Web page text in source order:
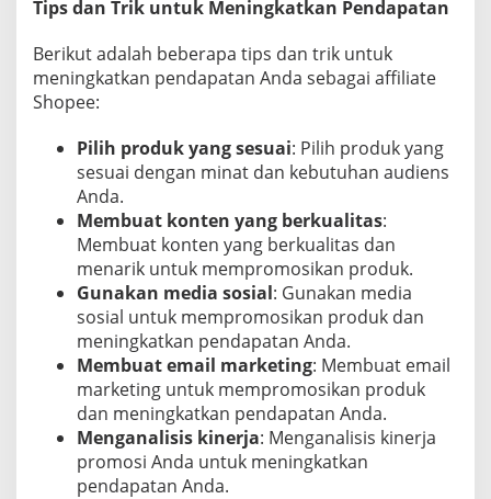
Tips dan Trik untuk Meningkatkan Pendapatan
Berikut adalah beberapa tips dan trik untuk
meningkatkan pendapatan Anda sebagai affiliate
Shopee:
Pilih produk yang sesuai: Pilih produk yang
sesuai dengan minat dan kebutuhan audiens
Anda.
Membuat konten yang berkualitas:
Membuat konten yang berkualitas dan
menarik untuk mempromosikan produk.
Gunakan media sosial: Gunakan media
sosial untuk mempromosikan produk dan
meningkatkan pendapatan Anda.
Membuat email marketing: Membuat email
marketing untuk mempromosikan produk
dan meningkatkan pendapatan Anda.
Menganalisis kinerja: Menganalisis kinerja
promosi Anda untuk meningkatkan
pendapatan Anda.